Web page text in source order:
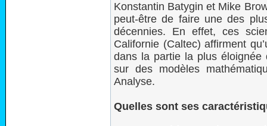
Konstantin Batygin et Mike
peut-être de faire une des
décennies. En effet, ces
Californie (Caltec) affirment
dans la partie la plus
sur des modèles
Analyse.
Quelles sont ses